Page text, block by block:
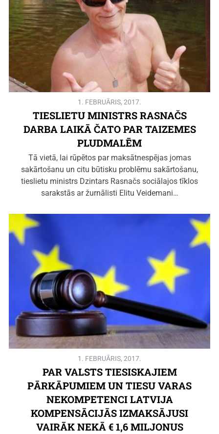
1. FEBRUĀRIS, 2017.
TIESLIETU MINISTRS RASNAČS
DARBA LAIKĀ ČATO PAR TAIZEMES
PLUDMALĒM
Tā vietā, lai rūpētos par maksātnespējas jomas
sakārtošanu un citu būtisku problēmu sakārtošanu,
tieslietu ministrs Dzintars Rasnačs sociālajos tīklos
sarakstās ar žurnālisti Elitu Veidemani…
1. FEBRUĀRIS, 2017.
PAR VALSTS TIESISKAJIEM
PĀRKĀPUMIEM UN TIESU VARAS
NEKOMPETENCI LATVIJA
KOMPENSĀCIJĀS IZMAKSĀJUSI
VAIRĀK NEKĀ € 1,6 MILJONUS